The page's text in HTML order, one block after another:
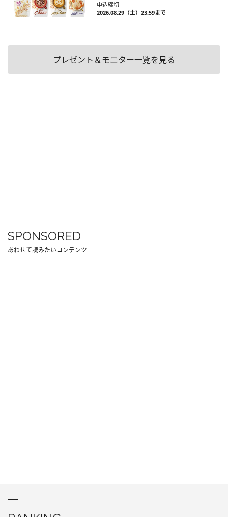
申込締切
2026.08.29（土）23:59まで
プレゼント＆モニター一覧を見る
SPONSORED
あわせて読みたいコンテンツ